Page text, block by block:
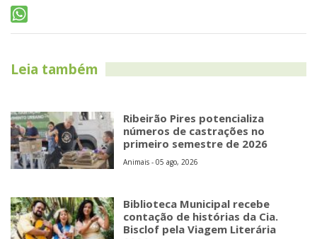
Leia também
Ribeirão Pires potencializa
números de castrações no
primeiro semestre de 2026
Animais - 05 ago, 2026
Biblioteca Municipal recebe
contação de histórias da Cia.
Bisclof pela Viagem Literária